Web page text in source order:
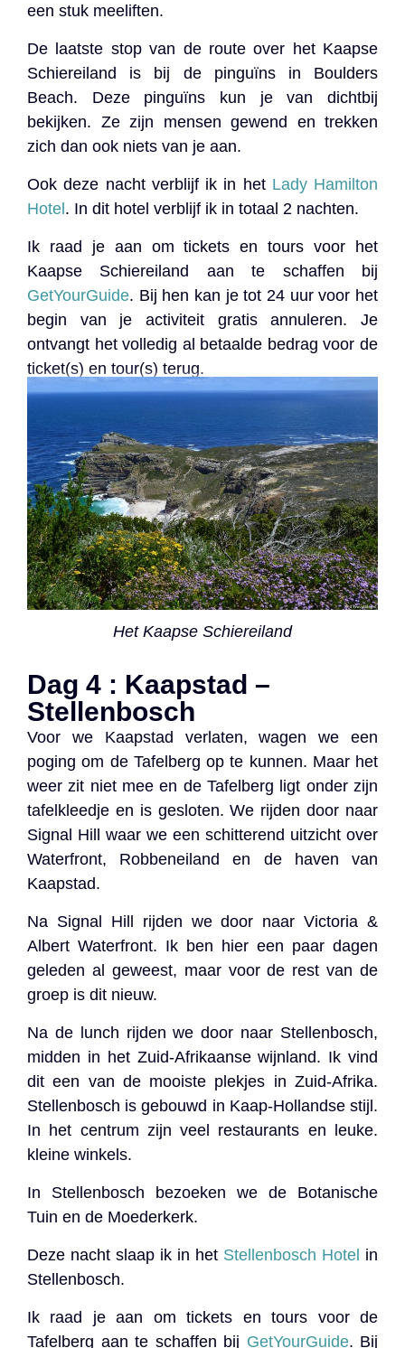
een stuk meeliften.
De laatste stop van de route over het Kaapse
Schiereiland is bij de pinguïns in Boulders
Beach. Deze pinguïns kun je van dichtbij
bekijken. Ze zijn mensen gewend en trekken
zich dan ook niets van je aan.
Ook deze nacht verblijf ik in het Lady Hamilton
Hotel. In dit hotel verblijf ik in totaal 2 nachten.
Ik raad je aan om tickets en tours voor het
Kaapse Schiereiland aan te schaffen bij
GetYourGuide. Bij hen kan je tot 24 uur voor het
begin van je activiteit gratis annuleren. Je
ontvangt het volledig al betaalde bedrag voor de
ticket(s) en tour(s) terug.
Het Kaapse Schiereiland
Dag 4 : Kaapstad –
Stellenbosch
Voor we Kaapstad verlaten, wagen we een
poging om de Tafelberg op te kunnen. Maar het
weer zit niet mee en de Tafelberg ligt onder zijn
tafelkleedje en is gesloten. We rijden door naar
Signal Hill waar we een schitterend uitzicht over
Waterfront, Robbeneiland en de haven van
Kaapstad.
Na Signal Hill rijden we door naar Victoria &
Albert Waterfront. Ik ben hier een paar dagen
geleden al geweest, maar voor de rest van de
groep is dit nieuw.
Na de lunch rijden we door naar Stellenbosch,
midden in het Zuid-Afrikaanse wijnland. Ik vind
dit een van de mooiste plekjes in Zuid-Afrika.
Stellenbosch is gebouwd in Kaap-Hollandse stijl.
In het centrum zijn veel restaurants en leuke.
kleine winkels.
In Stellenbosch bezoeken we de Botanische
Tuin en de Moederkerk.
Deze nacht slaap ik in het Stellenbosch Hotel in
Stellenbosch.
Ik raad je aan om tickets en tours voor de
Tafelberg aan te schaffen bij GetYourGuide. Bij